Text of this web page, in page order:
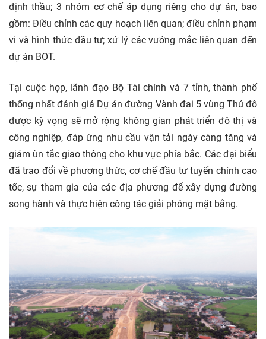
định thầu; 3 nhóm cơ chế áp dụng riêng cho dự án, bao
gồm: Điều chỉnh các quy hoạch liên quan; điều chỉnh phạm
vi và hình thức đầu tư; xử lý các vướng mắc liên quan đến
dự án BOT.
Tại cuộc họp, lãnh đạo Bộ Tài chính và 7 tỉnh, thành phố
thống nhất đánh giá Dự án đường Vành đai 5 vùng Thủ đô
được kỳ vọng sẽ mở rộng không gian phát triển đô thị và
công nghiệp, đáp ứng nhu cầu vận tải ngày càng tăng và
giảm ùn tắc giao thông cho khu vực phía bắc. Các đại biểu
đã trao đổi về phương thức, cơ chế đầu tư tuyến chính cao
tốc, sự tham gia của các địa phương để xây dựng đường
song hành và thực hiện công tác giải phóng mặt bằng.